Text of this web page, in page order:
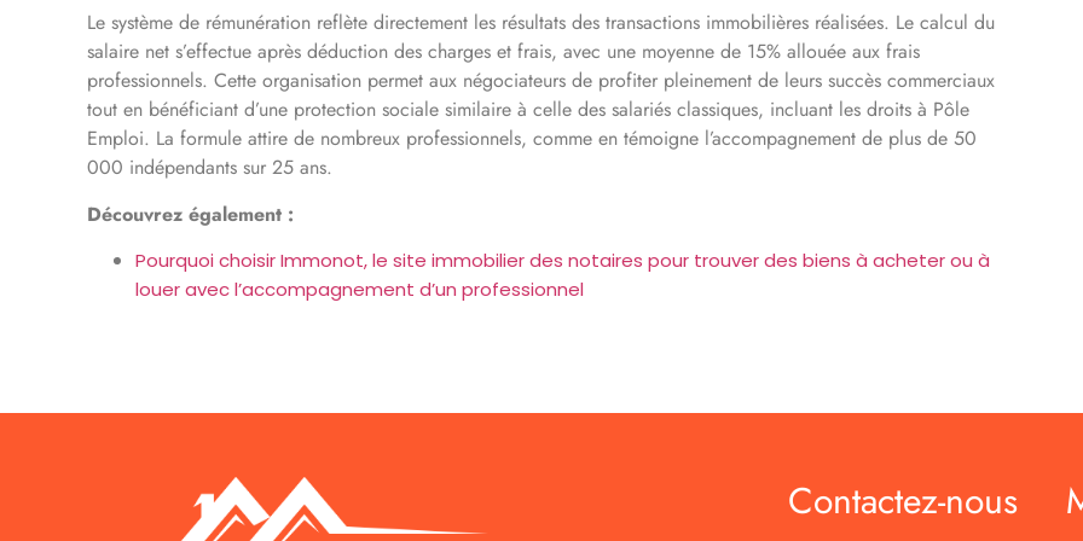
Le système de rémunération reflète directement les résultats des transactions immobilières réalisées. Le calcul du
salaire net s’effectue après déduction des charges et frais, avec une moyenne de 15% allouée aux frais
professionnels. Cette organisation permet aux négociateurs de profiter pleinement de leurs succès commerciaux
tout en bénéficiant d’une protection sociale similaire à celle des salariés classiques, incluant les droits à Pôle
Emploi. La formule attire de nombreux professionnels, comme en témoigne l’accompagnement de plus de 50
000 indépendants sur 25 ans.
Découvrez également :
Pourquoi choisir Immonot, le site immobilier des notaires pour trouver des biens à acheter ou à
louer avec l’accompagnement d’un professionnel
Contactez-nous